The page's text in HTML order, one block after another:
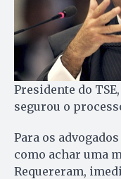
Presidente do
segurou o
Para os
como achar uma
Requereram,